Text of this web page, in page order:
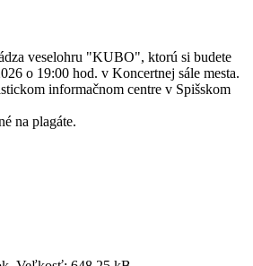
veselohru "KUBO", ktorú si budete
o 19:00 hod. v Koncertnej sále mesta.
informačnom centre v Spišskom
na plagáte.